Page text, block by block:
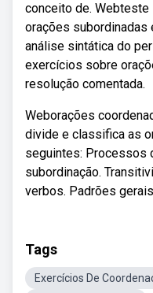
conceito de.
orações subordinadas
análise sintática do
exercícios sobre
resolução comentada.
Weborações
divide e classifica as
seguintes: Processos
subordinação.
verbos. Padrões
Tags
Exercícios De